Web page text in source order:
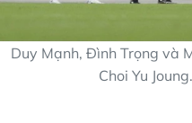
Duy Mạnh, Đình Trọng và
Choi Yu